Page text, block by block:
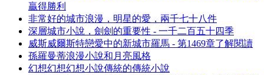
贏得勝利
非常好的城市浪漫，明星的愛，兩千七十八件
深層城市小說，劍劍的重要性 - 一千二百五十四季
威斯威爾斯特戀愛中的新城市羅馬 - 第1469章了解閱讀
孫羅曼蒂浪漫小說和月亮風格
幻想幻想幻想小說傳統的傳統小說